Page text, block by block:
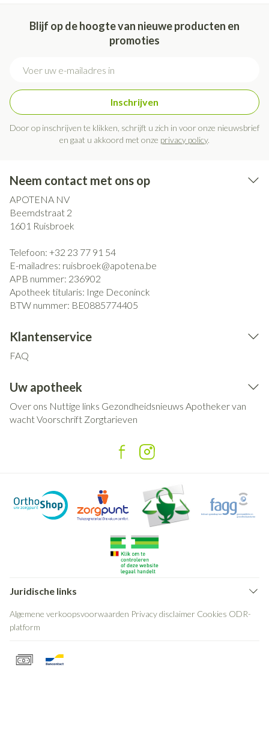
Blijf op de hoogte van nieuwe producten en
promoties
Inschrijven
Door op inschrijven te klikken, schrijft u zich in voor onze nieuwsbrief
en gaat u akkoord met onze privacy policy.
Neem contact met ons op
APOTENA NV
Beemdstraat 2
1601 Ruisbroek
Telefoon: +32 23 77 91 54
E-mailadres: ruisbroek@apotena.be
APB nummer: 236902
Apotheek titularis: Inge Deconinck
BTW nummer: BE0885774405
Klantenservice
FAQ
Uw apotheek
Over ons Nuttige links Gezondheidsnieuws Apotheker van
wachtVoorschrift Zorgtarieven
Juridische links
Algemene verkoopsvoorwaarden Privacy disclaimer Cookies ODR-
platform